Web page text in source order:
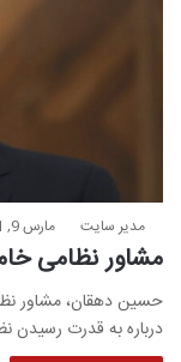
مدیر سایت مارس 9, 2021
مشاور نظامی
حسین دهقان، مشاور
درباره به قدرت رسیدن